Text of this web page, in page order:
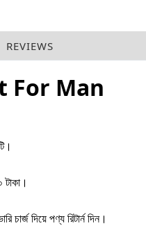
REVIEWS
For Man
টাকা।
দিয়ে পণ্য রিটার্ন দিন।